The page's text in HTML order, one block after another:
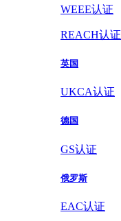
WEEE认证
REACH认证
英国
UKCA认证
德国
GS认证
俄罗斯
EAC认证